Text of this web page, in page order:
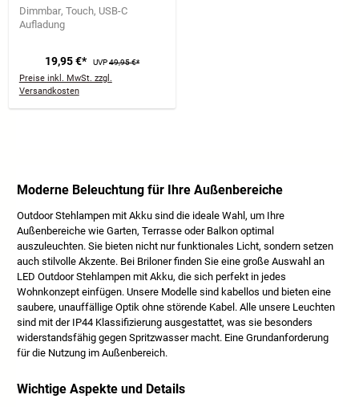
Dimmbar Touch USB-C
Aufladung
19,95 €* UVP49,95 €*
Preise inkl. MwSt. zzgl.
Versandkosten
Moderne Beleuchtung für Ihre Außenbereiche
Outdoor Stehlampen mit Akku sind die ideale Wahl, um Ihre
Außenbereiche wie Garten, Terrasse oder Balkon optimal
auszuleuchten. Sie bieten nicht nur funktionales Licht, sondern setzen
auch stilvolle Akzente. Bei Briloner finden Sie eine große Auswahl an
LED Outdoor Stehlampen mit Akku, die sich perfekt in jedes
Wohnkonzept einfügen. Unsere Modelle sind kabellos und bieten eine
saubere, unauffällige Optik ohne störende Kabel. Alle unsere Leuchten
sind mit der IP44 Klassifizierung ausgestattet, was sie besonders
widerstandsfähig gegen Spritzwasser macht. Eine Grundanforderung
für die Nutzung im Außenbereich.
Wichtige Aspekte und Details